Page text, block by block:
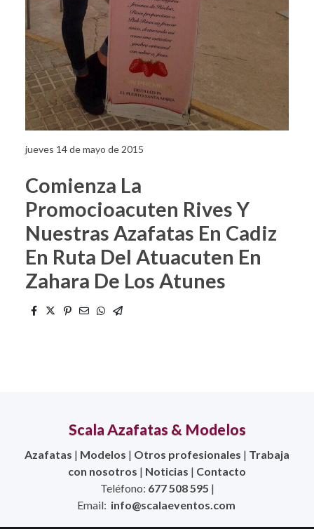
jueves 14 de mayo de 2015
Comienza La
Promocioacuten Rives Y
Nuestras Azafatas En Cadiz
En Ruta Del Atuacuten En
Zahara De Los Atunes
Scala Azafatas & Modelos
Azafatas | Modelos | Otros profesionales | Trabaja
con nosotros | Noticias | Contacto
Teléfono: 677 508 595 |
Email: info@scalaeventos.com